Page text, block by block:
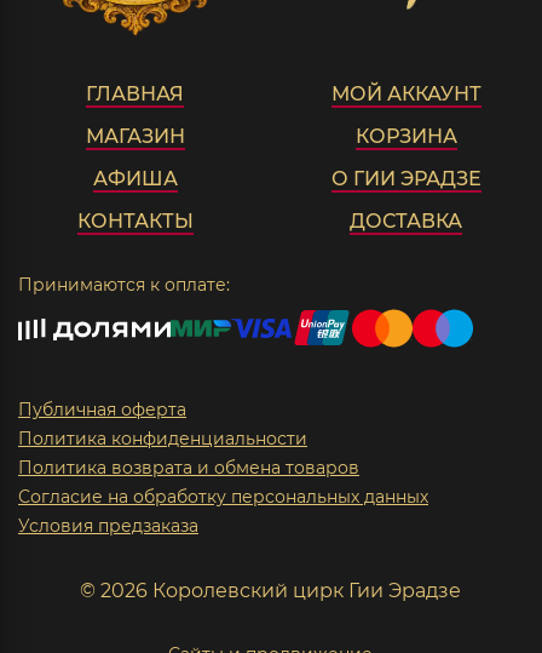
ГЛАВНАЯ
МАГАЗИН
АФИША
КОНТАКТЫ
МОЙ АККАУНТ
КОРЗИНА
О ГИИ ЭРАДЗЕ
ДОСТАВКА
Принимаются к оплате:
Публичная оферта
Политика конфиденциальности
Политика возврата и обмена товаров
Согласие на обработку персональных данных
Условия предзаказа
© 2026 Королевский цирк Гии Эрадзе